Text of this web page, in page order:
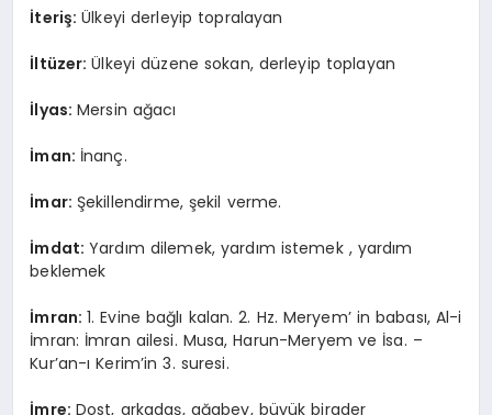
İteriş:Ülkeyi derleyip topralayan
İltüzer:Ülkeyi düzene sokan, derleyip toplayan
İlyas:Mersin ağacı
İman: İnanç.
İmar: Şekillendirme, şekil verme.
İmdat:Yardım dilemek, yardım istemek , yardım
beklemek
İmran:1. Evine bağlı kalan. 2. Hz. Meryem’ in babası, Al-i
İmran: İmran ailesi. Musa, Harun-Meryem ve İsa. –
Kur’an-ı Kerim’in 3. suresi.
İmre: Dost, arkadaş, ağabey, büyük birader